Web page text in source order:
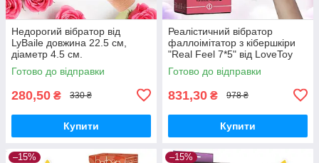
Недорогий вібратор від
LyBaile довжина 22.5 см,
діаметр 4.5 см.
Готово до відправки
280,50 ₴ 330 ₴
Купити
Реалістичний вібратор
фаллоімітатор з кібершкіри
"Real Feel 7*5" від LoveToy
Готово до відправки
831,30 ₴ 978 ₴
Купити
–15% –15%